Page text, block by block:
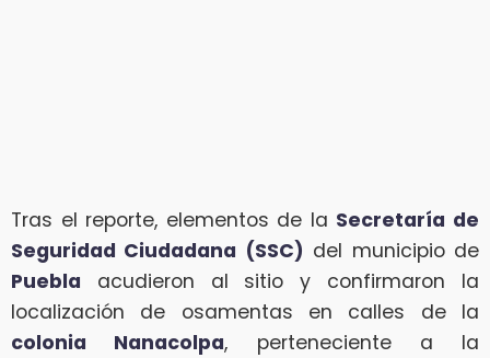
Tras el reporte, elementos de la Secretaría de
Seguridad Ciudadana (SSC) del municipio de
Puebla acudieron al sitio y confirmaron la
localización de osamentas en calles de la
colonia Nanacolpa, perteneciente a la